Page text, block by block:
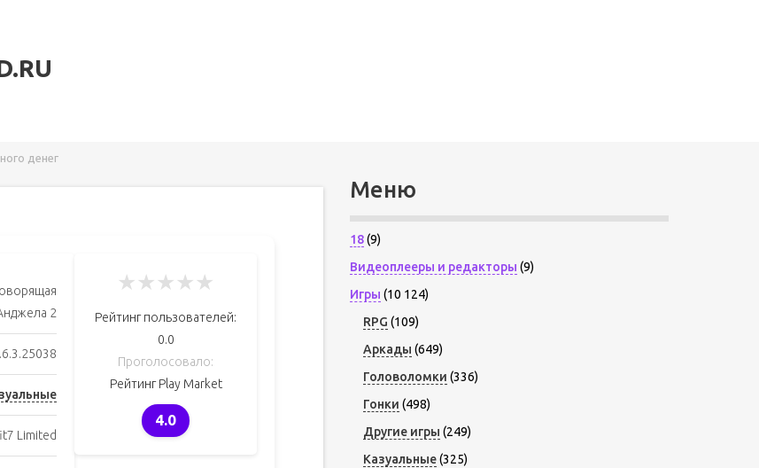
денег
2
Limited
★★★★★
Рейтинг пользователей:
0.0
Проголосовало:
Рейтинг Play Market
4.0
Меню
18(9)
Видеоплееры и редакторы (9)
Игры (10 124)
RPG (109)
Аркады (649)
Головоломки (336)
Гонки (498)
Другие игры (249)
Казуальные(325)